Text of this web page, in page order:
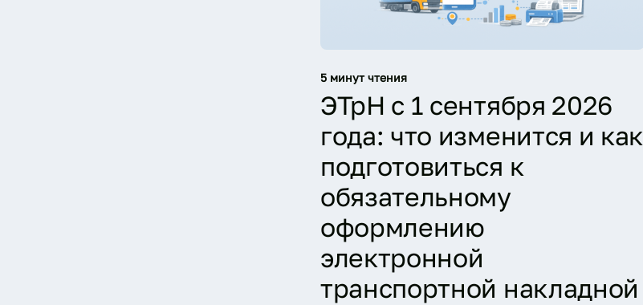
5 минут чтения
ЭТрН с 1 сентября 2026
года: что изменится и как
подготовиться к
обязательному
оформлению
электронной
транспортной накладной